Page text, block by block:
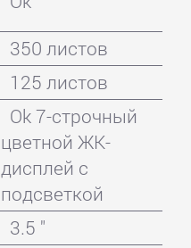
350 листов
125 листов
Ok 7-строчный
цветной ЖК-
дисплей с
подсветкой
3.5 "